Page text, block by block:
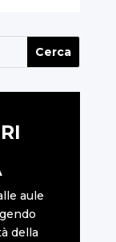
aule
della